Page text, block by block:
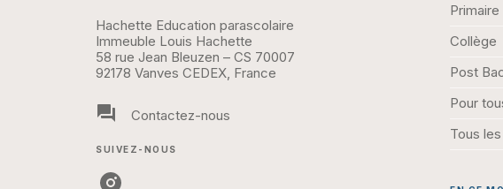
Hachette Education parascolaire
Immeuble Louis Hachette
58 rue Jean Bleuzen – CS 70007
92178 Vanves CEDEX, France
question_answer Contactez-nous
SUIVEZ-NOUS
Primaire
Collège
Post
Pour
Tous